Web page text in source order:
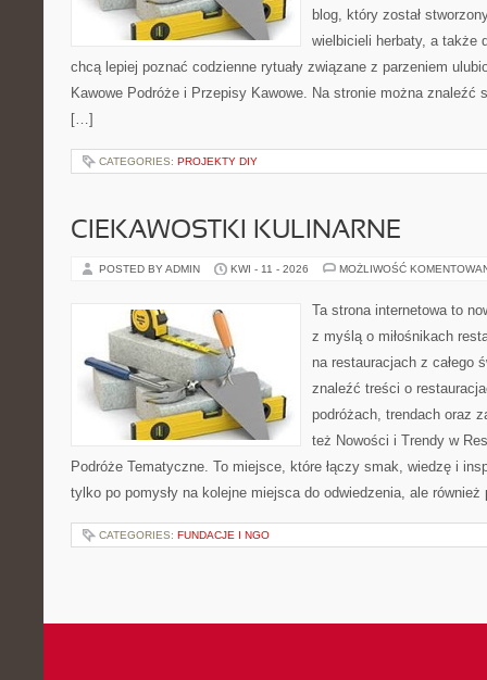
blog, który został
wielbicieli herbaty, a także
chcą lepiej poznać codzienne rytuały związane z parzeniem
Kawowe Podróże i Przepisy Kawowe. Na stronie można znaleźć
[…]
CATEGORIES: PROJEKTY DIY
CIEKAWOSTKI KULINARNE
POSTED BY ADMIN KWI - 11 - 2026 MOŻLIWOŚĆ
Ta strona internetowa to
z myślą o miłośnikach
na restauracjach z całego
znaleźć treści o
podróżach, trendach oraz
też Nowości i Trendy w
Podróże Tematyczne. To miejsce, które łączy smak, wiedzę i
tylko po pomysły na kolejne miejsca do odwiedzenia, ale
CATEGORIES: FUNDACJE I NGO